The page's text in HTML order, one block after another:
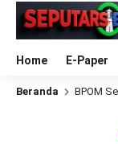
Home E-Paper
Beranda BPOM